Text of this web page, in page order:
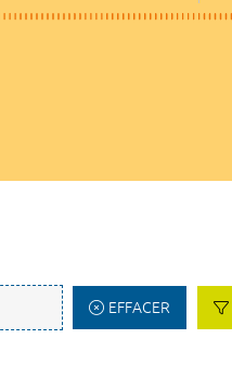
EFFACER